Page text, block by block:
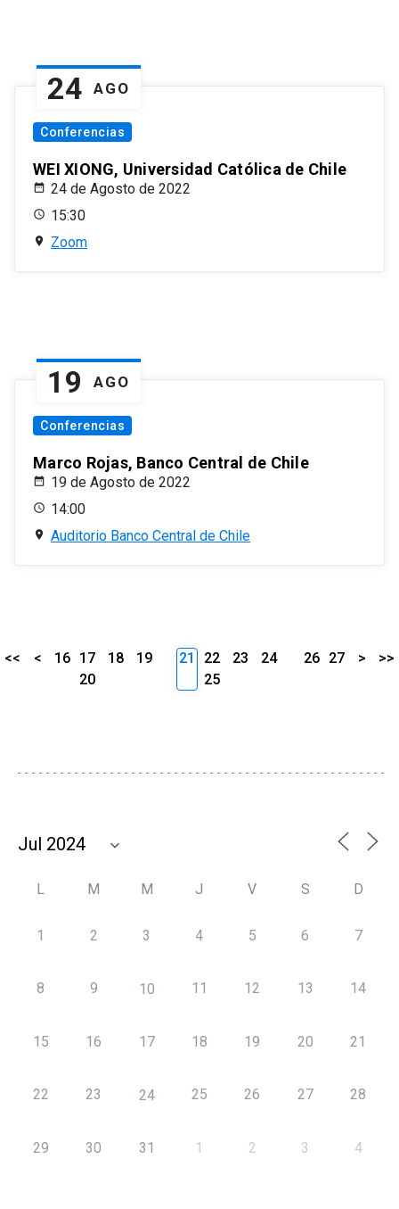
24 AGO
Conferencias
WEI XIONG, Universidad Católica de Chile
24 de Agosto de 2022
15:30
Zoom
19 AGO
Conferencias
Marco Rojas, Banco Central de Chile
19 de Agosto de 2022
14:00
Auditorio Banco Central de Chile
<< < 16 17 18
19
20
21 22 23
24
25
26 27 > >>
L M M J V S D
1 2 3 4 5 6 7
8 9 10 11 12 13 14
15 16 17 18 19 20 21
22 23 24 25 26 27 28
29 30 31 1 2 3 4